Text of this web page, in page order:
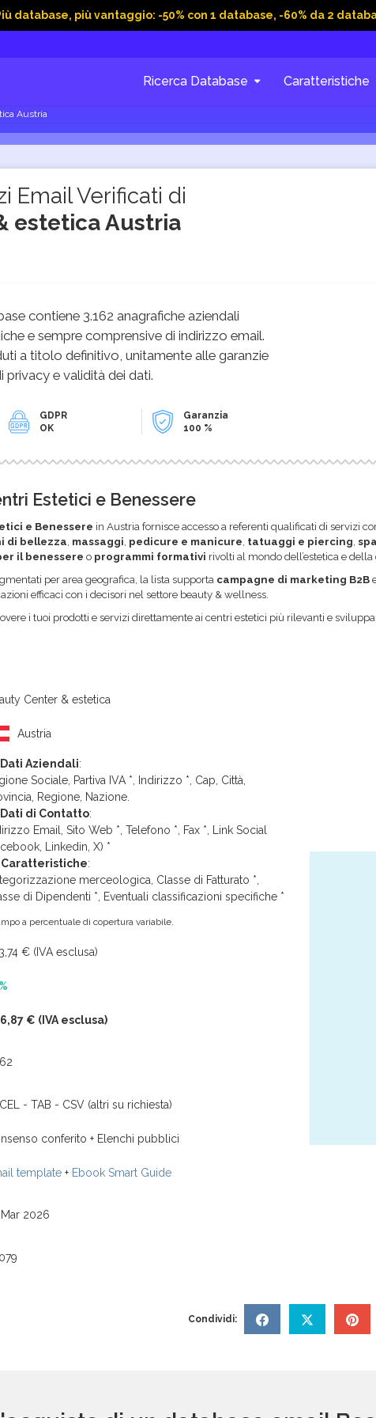
database, più vantaggio: -50% con 1 database, -60% da 2
Ricerca Database Caratteristiche
Austria
Email Verificati di
estetica Austria
contiene 3.162 anagrafiche aziendali
e sempre comprensive di indirizzo email.
a titolo definitivo, unitamente alle garanzie
privacy e validità dei dati.
GDPR
OK
Garanzia
100 %
Estetici e Benessere
e Benessere in Austria fornisce accesso a referenti qualificati di servizi
di bellezza massaggi pedicure e manicure tatuaggi e piercing spa
il benessere o programmi formativi rivolti al mondo dell’estetica e della
per area geografica, la lista supporta campagne di marketing B2B
efficaci con i decisori nel settore beauty & wellness.
i tuoi prodotti e servizi direttamente ai centri estetici più rilevanti e
Center & estetica
Austria
Dati Aziendali:
Sociale, Partiva IVA *, Indirizzo *, Cap, Città,
Regione, Nazione.
Dati di Contatto:
Email, Sito Web *, Telefono *, Fax *, Link Social
Linkedin, X) *
Caratteristiche:
merceologica, Classe di Fatturato *,
di Dipendenti *, Eventuali classificazioni specifiche *
a percentuale di copertura variabile.
€ (IVA esclusa)
€ (IVA esclusa)
- TAB - CSV (altri su richiesta)
conferito + Elenchi pubblici
template + Ebook Smart Guide
2026
Condividi: